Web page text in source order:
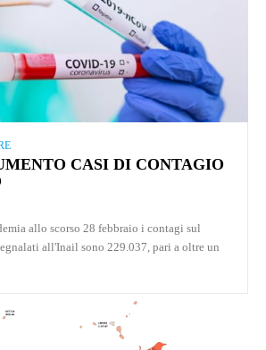
CASI DI CONTAGIO
allo scorso 28 febbraio i contagi sul
all'Inail sono 229.037, pari a oltre un